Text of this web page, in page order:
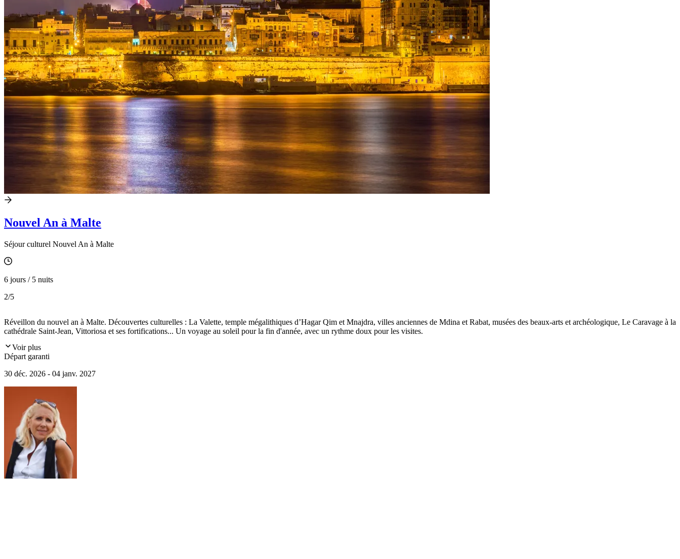
Nouvel An à Malte
Séjour culturel Nouvel An à Malte
6 jours / 5 nuits
2/5
Réveillon du nouvel an à Malte. Découvertes culturelles : La Valette, temple mégalithiques d’Hagar Qim et Mnajdra, villes anciennes de Mdina et Rabat, musées des beaux-arts et archéologique, Le Caravage à la
cathédrale Saint-Jean, Vittoriosa et ses fortifications... Un voyage au soleil pour la fin d'année, avec un rythme doux pour les visites.
Voir plus
Départ garanti
30 déc. 2026 - 04 janv. 2027